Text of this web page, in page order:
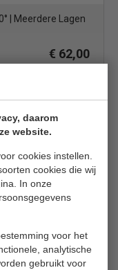
daarom
website.
cookies instellen.
cookies die wij
In onze
voor het
analytische
gebruikt voor
| Meerdere Lagen
€ 62,00
€ 71,00